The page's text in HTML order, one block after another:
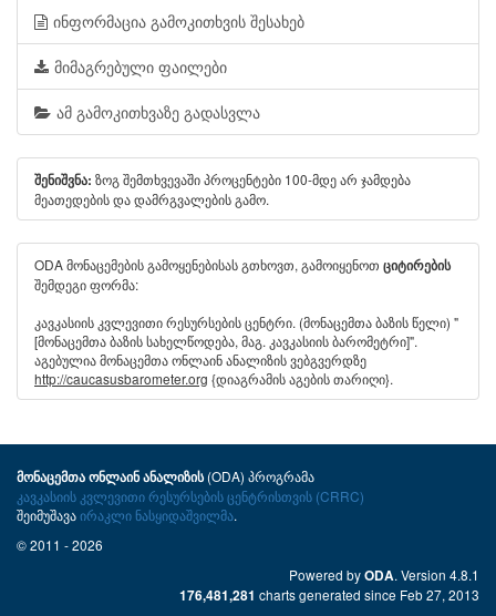
ინფორმაცია გამოკითხვის შესახებ
მიმაგრებული ფაილები
ამ გამოკითხვაზე გადასვლა
შენიშვნა: ზოგ შემთხვევაში პროცენტები 100-მდე არ ჯამდება
მეათედების და დამრგვალების გამო.
ODA მონაცემების გამოყენებისას გთხოვთ, გამოიყენოთ ციტირების
შემდეგი ფორმა:
კავკასიის კვლევითი რესურსების ცენტრი. (მონაცემთა ბაზის წელი) "
[მონაცემთა ბაზის სახელწოდება, მაგ. კავკასიის ბარომეტრი]".
აგებულია მონაცემთა ონლაინ ანალიზის ვებგვერდზე
http://caucasusbarometer.org {დიაგრამის აგების თარიღი}.
მონაცემთა ონლაინ ანალიზის(ODA) პროგრამა
კავკასიის კვლევითი რესურსების ცენტრისთვის (CRRC)
შეიმუშავაირაკლი ნასყიდაშვილმა.
© 2011 - 2026
Powered byODA. Version 4.8.1
176,481,281 charts generated since Feb 27, 2013